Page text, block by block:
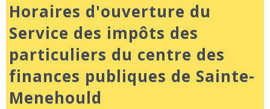
Horaires d'ouverture du
Service des impôts des
particuliers du centre des
finances publiques de Sainte-
Menehould